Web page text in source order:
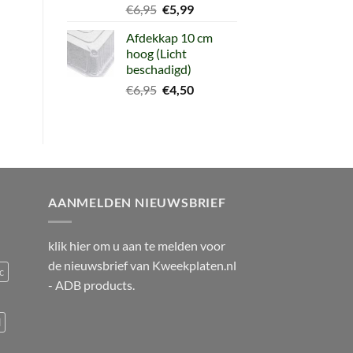
€6,95 Oorspronkelijke
was:
€6,95.
€5,99Huidige
is:
Afdekkap 10 cm
hoog (Licht
beschadigd)
€6,95 Oorspronkelijke
€4,50Huidige
AANMELDEN NIEUWSBRIEF
klik hierom u aan te melden voor
de nieuwsbrief van Kweekplaten.nl
- ADB products.